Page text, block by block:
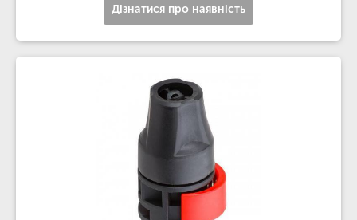
Дізнатися про наявність